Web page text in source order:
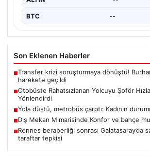
BTC --
Son Eklenen Haberler
■Transfer krizi soruşturmaya dönüştü!
harekete geçildi
■Otobüste Rahatsızlanan Yolcuyu Şoför
Yönlendirdi
■Yola düştü, metrobüs çarptı: Kadının
■Dış Mekan Mimarisinde Konfor ve bahçe
■Rennes beraberliği sonrası Galatasaray’da
taraftar tepkisi